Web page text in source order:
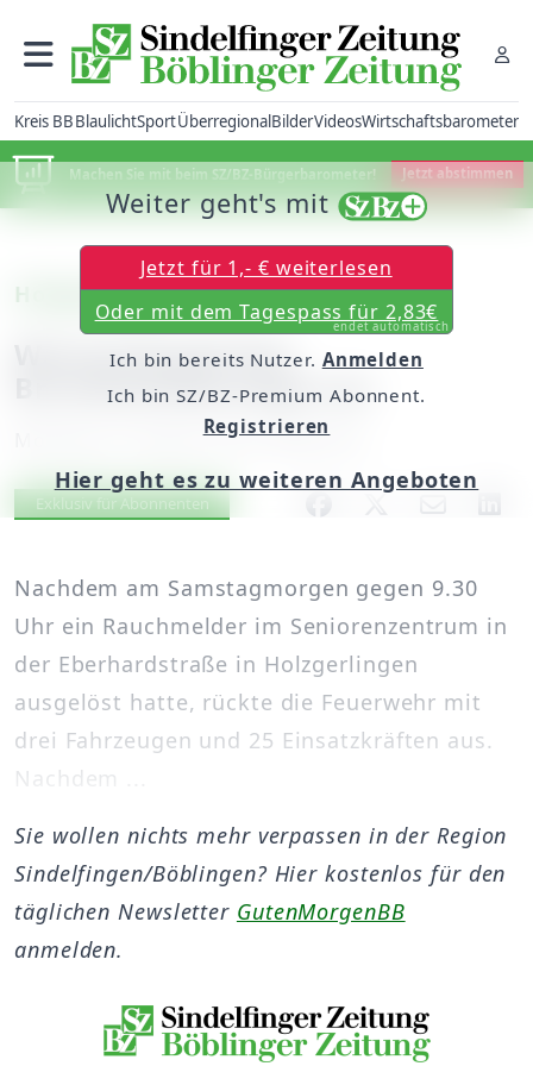
Kreis BBBlaulichtSportÜberregionalBilderVideosWirtschaftsbarometer
Machen Sie mit beim SZ/BZ-Bürgerbarometer! Jetzt abstimmen
Holzgerlingen
Wasserdampf löst
Brandmeldeanlage aus
Montag, 24. August 2015, 06:00 Uhr
Artikel vorlesen
Exklusiv für Abonnenten
Nachdem am Samstagmorgen gegen 9.30
Uhr ein Rauchmelder im Seniorenzentrum in
der Eberhardstraße in Holzgerlingen
ausgelöst hatte, rückte die Feuerwehr mit
drei Fahrzeugen und 25 Einsatzkräften aus.
Nachdem ...
Weiter geht's mit
Jetzt für 1,- € weiterlesen
Oder mit dem Tagespass für 2,83€
endet automatisch
Ich bin bereits Nutzer. Anmelden
Ich bin SZ/BZ-Premium Abonnent.
Registrieren
Hier geht es zu weiteren Angeboten
Sie wollen nichts mehr verpassen in der Region
Sindelfingen/Böblingen? Hier kostenlos für den
täglichen Newsletter GutenMorgenBB
anmelden.